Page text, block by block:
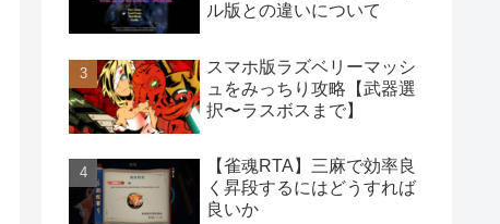
ル版との違いについて
スマホ版ラズベリーマッシ
ュをみっちり攻略【武器選
択〜ラスボスまで】
【雀魂RTA】三麻で効率良
く昇段するにはどうすれば
良いか